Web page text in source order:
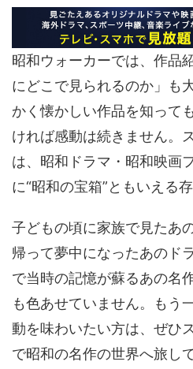
昭和ウォーカーでは、作品
にどこで見られるのか」も
かく懐かしい作品を知って
ければ感動は続きません。
は、昭和ドラマ・昭和映画
に“昭和の宝箱”ともいえる存
子どもの頃に家族で見たあ
帰って夢中になったあのド
で当時の記憶が蘇るあの
も色あせていません。もう
動を味わいたい方は、ぜひ
で昭和の名作の世界へ旅し